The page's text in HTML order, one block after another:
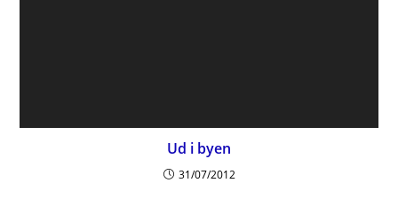
Ud i byen
31/07/2012